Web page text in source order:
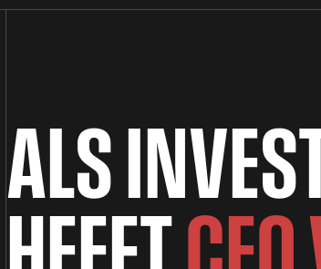
ALSINVES